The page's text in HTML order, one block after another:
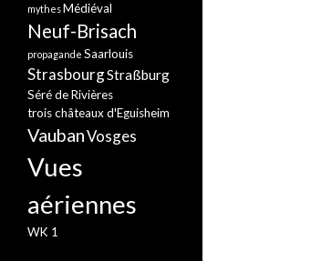
mythesMédiéval
Neuf-Brisach
propagande Saarlouis
StrasbourgStraßburg
Séré de Rivières
trois châteaux d'Eguisheim
VaubanVosges
Vues
aériennes
WK 1